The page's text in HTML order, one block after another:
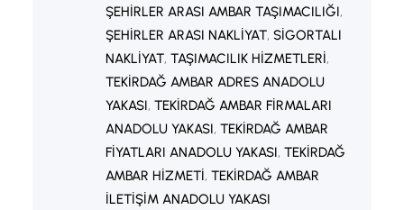
ŞEHIRLER ARASI AMBAR TAŞIMACILIĞI
ŞEHIRLER ARASI NAKLIYAT, SIGORTALI
NAKLIYAT, TAŞIMACILIK HIZMETLERI
TEKIRDAĞ AMBAR ADRES ANADOLU
YAKASI, TEKIRDAĞ AMBAR FIRMALARI
ANADOLU YAKASI, TEKIRDAĞ AMBAR
FIYATLARI ANADOLU YAKASI, TEKIRDAĞ
AMBAR HIZMETI, TEKIRDAĞ AMBAR
ILETIŞIM ANADOLU YAKASI